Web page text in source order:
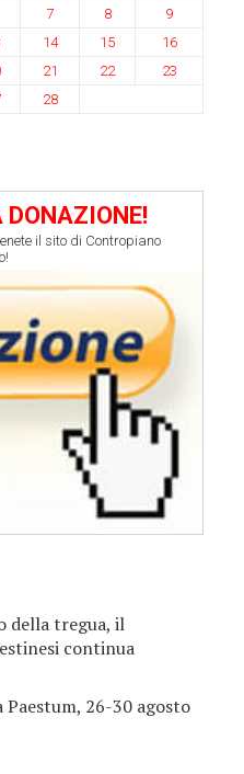
7 8
9
14 15
16
21 22
23
28
DONAZIONE!
il sito di Contropiano
della tregua, il
continua
Paestum, 26-30 agosto